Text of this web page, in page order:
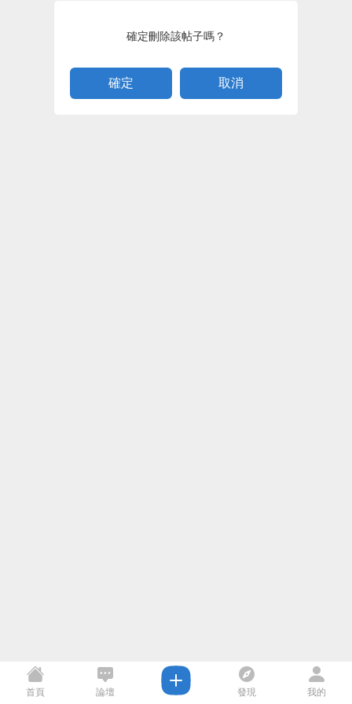
確定刪除該帖子嗎？
取消
首頁 論壇 發現 我的